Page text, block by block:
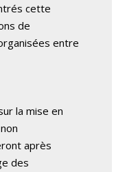
cette
de
entre
la mise en
après
des